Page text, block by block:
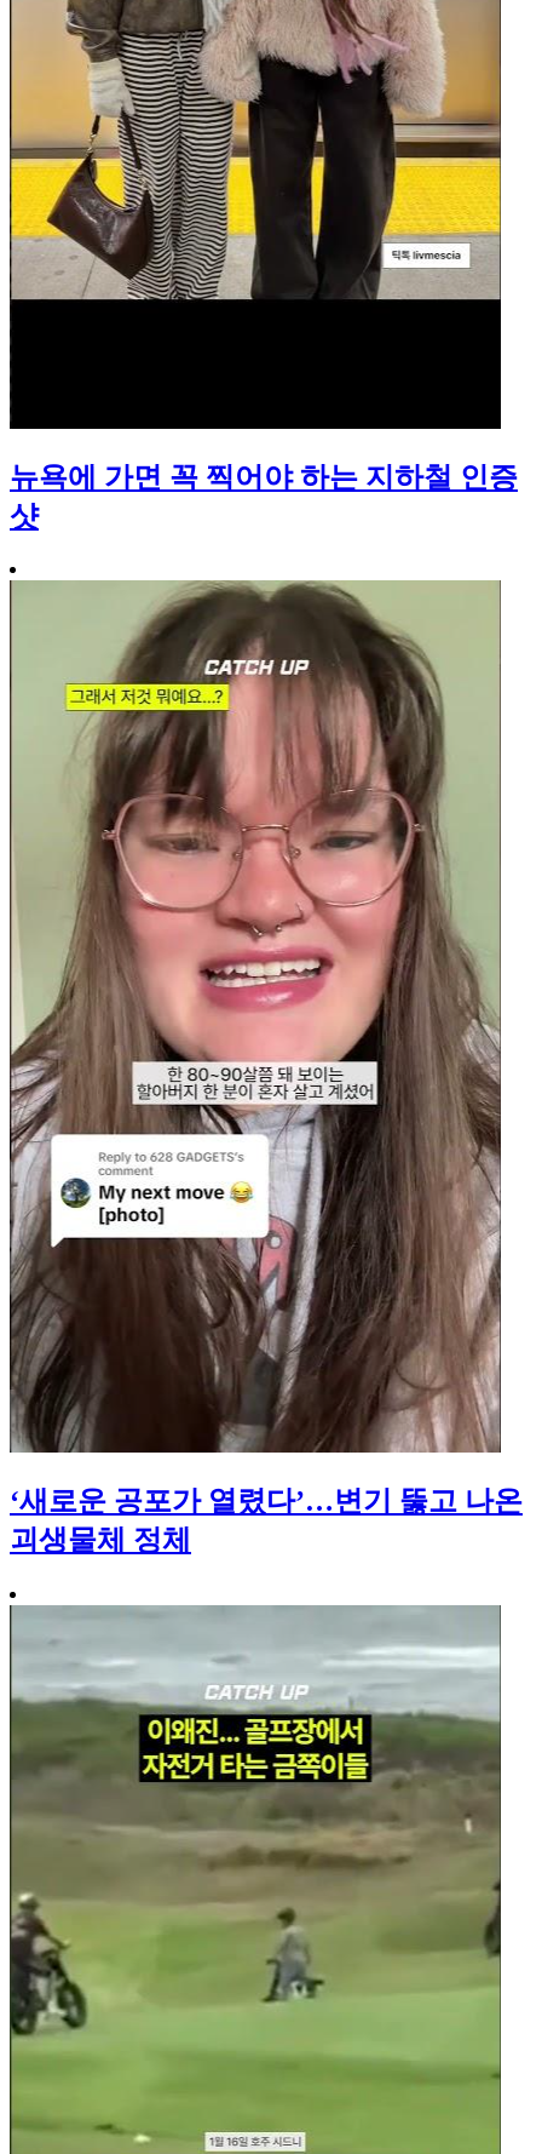
뉴욕에 가면 꼭 찍어야 하는 지하철 인증
샷
‘새로운 공포가 열렸다’…변기 뚫고 나온
괴생물체 정체